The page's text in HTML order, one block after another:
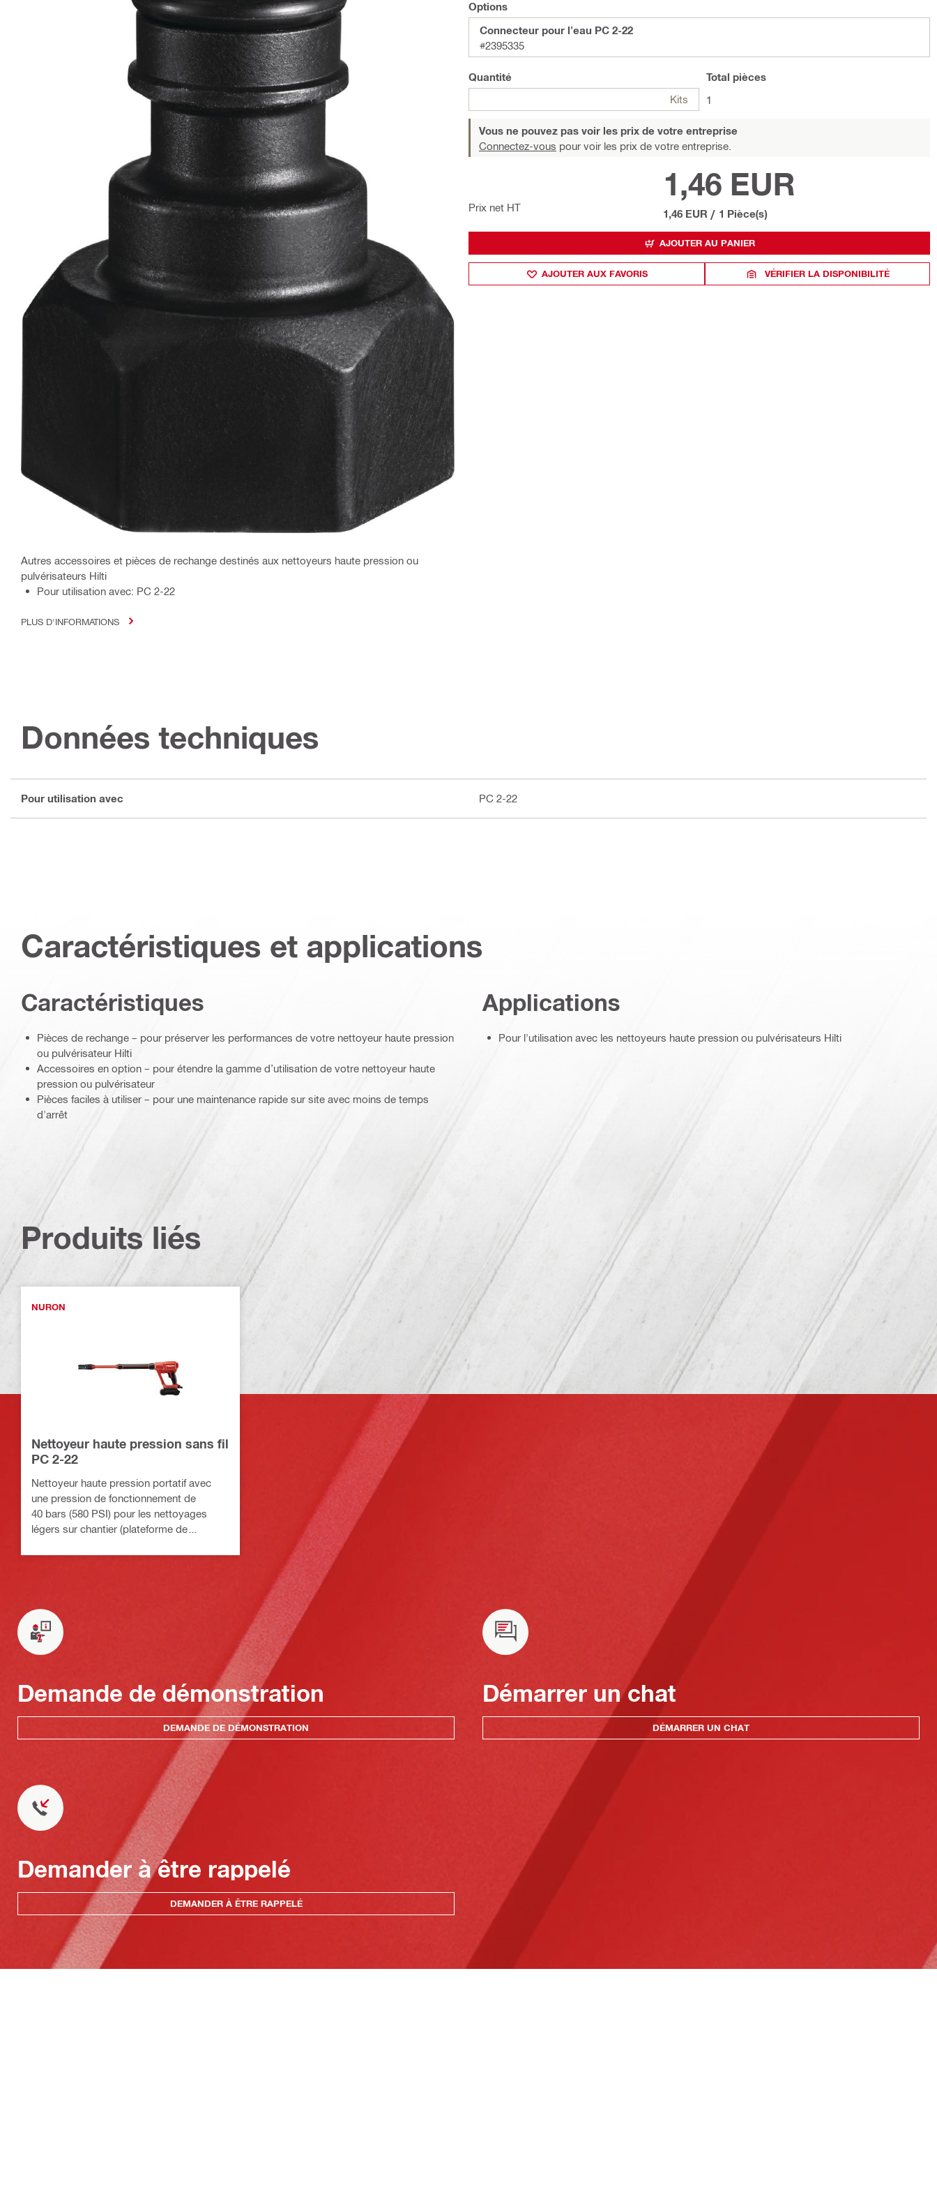
Autres accessoires et pièces de rechange destinés aux nettoyeurs haute pression ou
pulvérisateurs Hilti
Pour utilisation avec: PC 2-22
PLUS D'INFORMATIONS
Options
Connecteur pour l'eau PC 2-22
#2395335
Quantité
Kits
Total pièces
1
Vous ne pouvez pas voir les prix de votre entreprise
Connectez-vous pour voir les prix de votre entreprise.
Prix net HT
1,46 EUR
1,46 EUR / 1 Pièce(s)
AJOUTER AU PANIER
AJOUTER AUX FAVORIS VÉRIFIER LA DISPONIBILITÉ
Données techniques
Pour utilisation avec PC 2-22
Caractéristiques et applications
Caractéristiques
Pièces de rechange – pour préserver les performances de votre nettoyeur haute pression
ou pulvérisateur Hilti
Accessoires en option – pour étendre la gamme d’utilisation de votre nettoyeur haute
pression ou pulvérisateur
Pièces faciles à utiliser – pour une maintenance rapide sur site avec moins de temps
d'arrêt
Applications
Pour l'utilisation avec les nettoyeurs haute pression ou pulvérisateurs Hilti
Produits liés
NURON
Nettoyeur haute pression sans fil
PC 2-22
Nettoyeur haute pression portatif avec
une pression de fonctionnement de
40 bars (580 PSI) pour les nettoyages
légers sur chantier (plateforme de
Demande de démonstration
DEMANDE DE DÉMONSTRATION
Démarrer un chat
DÉMARRER UN CHAT
Demander à être rappelé
DEMANDER À ÊTRE RAPPELÉ